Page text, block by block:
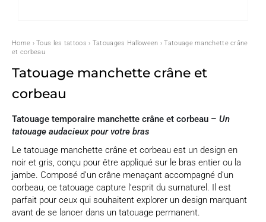
Home ›Tous les tattoos › Tatouages Halloween › Tatouage manchette crâne
et corbeau
Tatouage manchette crâne et
corbeau
Tatouage temporaire manchette crâne et corbeau – Un
tatouage audacieux pour votre bras
Le tatouage manchette crâne et corbeau est un design en
noir et gris, conçu pour être appliqué sur le bras entier ou la
jambe. Composé d’un crâne menaçant accompagné d’un
corbeau, ce tatouage capture l’esprit du surnaturel. Il est
parfait pour ceux qui souhaitent explorer un design marquant
avant de se lancer dans un tatouage permanent.